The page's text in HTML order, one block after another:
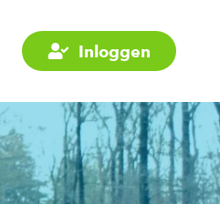
Inloggen